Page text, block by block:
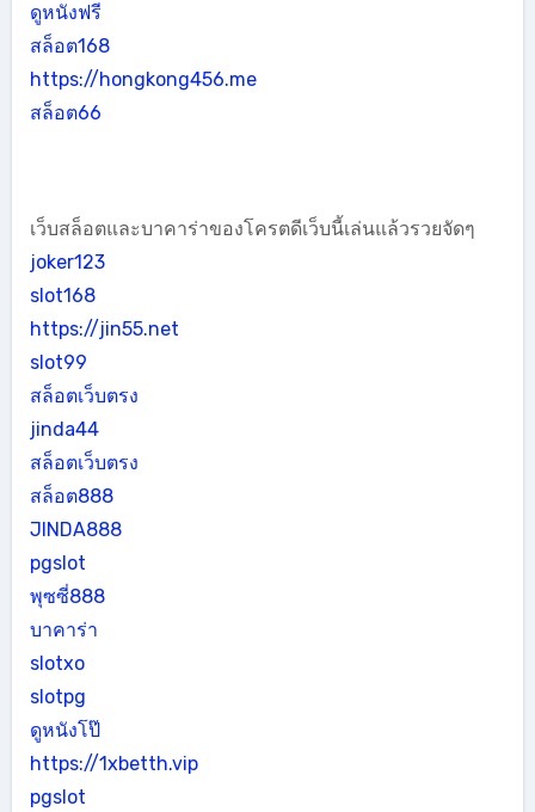
ดูหนังฟรี
สล็อต168
https://hongkong456.me
สล็อต66
เว็บสล็อตและบาคาร่าของโครตดีเว็บนี้เล่นแล้วรวยจัดๆ
joker123
slot168
https://jin55.net
slot99
สล็อตเว็บตรง
jinda44
สล็อตเว็บตรง
สล็อต888
JINDA888
pgslot
พุซซี่888
บาคาร่า
slotxo
slotpg
ดูหนังโป๊
https://1xbetth.vip
pgslot